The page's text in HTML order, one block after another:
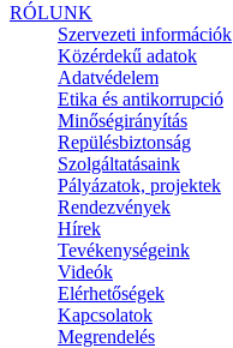
RÓLUNK
Szervezeti információk
Közérdekű adatok
Adatvédelem
Etika és antikorrupció
Minőségirányítás
Repülésbiztonság
Szolgáltatásaink
Pályázatok, projektek
Rendezvények
Hírek
Tevékenységeink
Videók
Elérhetőségek
Kapcsolatok
Megrendelés